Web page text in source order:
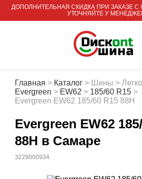
ДОПОЛНИТЕЛЬНАЯ СКИДКА ПРИ ЗАКАЗЕ С
УТОЧНЯЙТЕ У
Главная > Каталог > Шины >
Evergreen > EW62 > 185/60 R15 >
Evergreen EW62 185/60 R15 88H
Evergreen EW62
88H в Самаре
3229000934